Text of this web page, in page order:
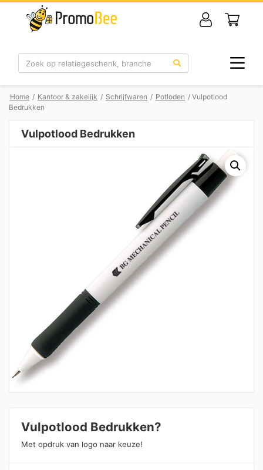
Zoek
Home / Kantoor & zakelijk / Schrijfwaren / Potloden / Vulpotlood
Bedrukken
Vulpotlood Bedrukken
Vulpotlood Bedrukken?
Met opdruk van logo naar keuze!